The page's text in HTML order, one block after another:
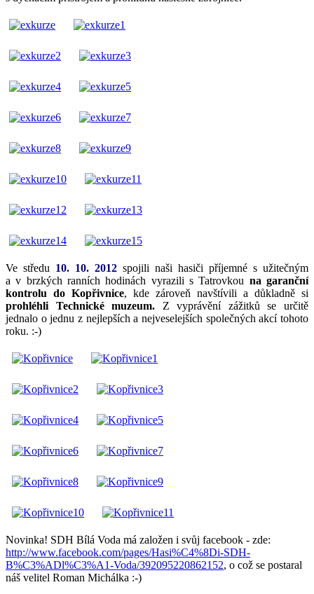
Ve středu 10. 10. 2012 spojili naši hasiči příjemné s užitečným
a v brzkých ranních hodinách vyrazili s Tatrovkou na garanční
kontrolu do Kopřivnice, kde zároveň navštívili a důkladně si
prohléhli Technické muzeum. Z vyprávění zážitků se určitě
jednalo o jednu z nejlepších a nejveselejších společných akcí tohoto
roku. :-)
Novinka! SDH Bílá Voda má založen i svůj facebook - zde:
http://www.facebook.com/pages/Hasi%C4%8Di-SDH-
B%C3%ADl%C3%A1-Voda/392095220862152, o což se postaral
náš velitel Roman Michálka :-)